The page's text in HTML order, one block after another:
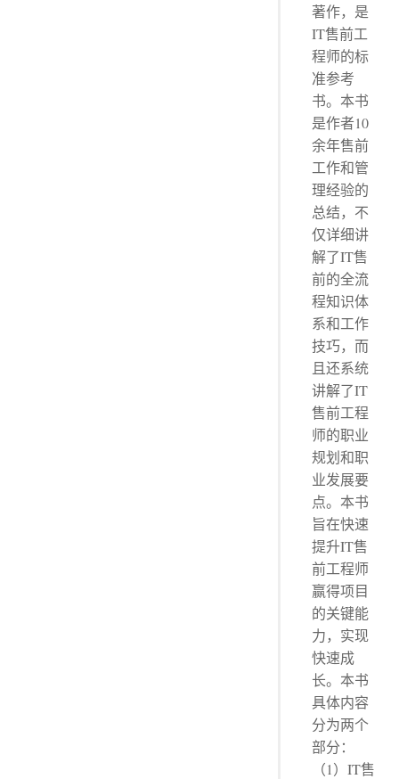
著作，是
IT售前工
程师的标
准参考
书。本书
是作者10
余年售前
工作和管
理经验的
总结，不
仅详细讲
解了IT售
前的全流
程知识体
系和工作
技巧，而
且还系统
讲解了IT
售前工程
师的职业
规划和职
业发展要
点。本书
旨在快速
提升IT售
前工程师
赢得项目
的关键能
力，实现
快速成
长。本书
具体内容
分为两个
部分：
（1）IT售